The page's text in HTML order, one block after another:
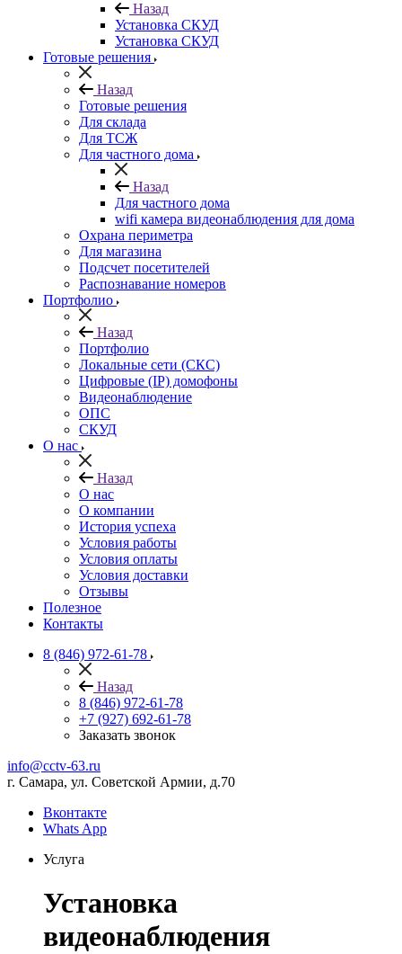
Назад
Установка СКУД
Установка СКУД
Готовые решения
Назад
Готовые решения
Для склада
Для ТСЖ
Для частного дома
Назад
Для частного дома
wifi камера видеонаблюдения для дома
Охрана периметра
Для магазина
Подсчет посетителей
Распознавание номеров
Портфолио
Назад
Портфолио
Локальные сети (СКС)
Цифровые (IP) домофоны
Видеонаблюдение
ОПС
СКУД
О нас
Назад
О нас
О компании
История успеха
Условия работы
Условия оплаты
Условия доставки
Отзывы
Полезное
Контакты
8 (846) 972-61-78
Назад
8 (846) 972-61-78
+7 (927) 692-61-78
Заказать звонок
info@cctv-63.ru
г. Самара, ул. Советской Армии, д.70
Вконтакте
Whats App
Услуга
Установка
видеонаблюдения